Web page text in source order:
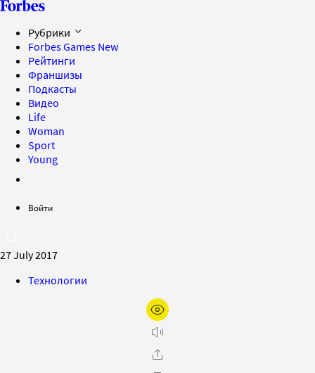
Рубрики
Forbes Games New
Рейтинги
Франшизы
Подкасты
Видео
Life
Woman
Sport
Young
Войти
27 July 2017
Технологии